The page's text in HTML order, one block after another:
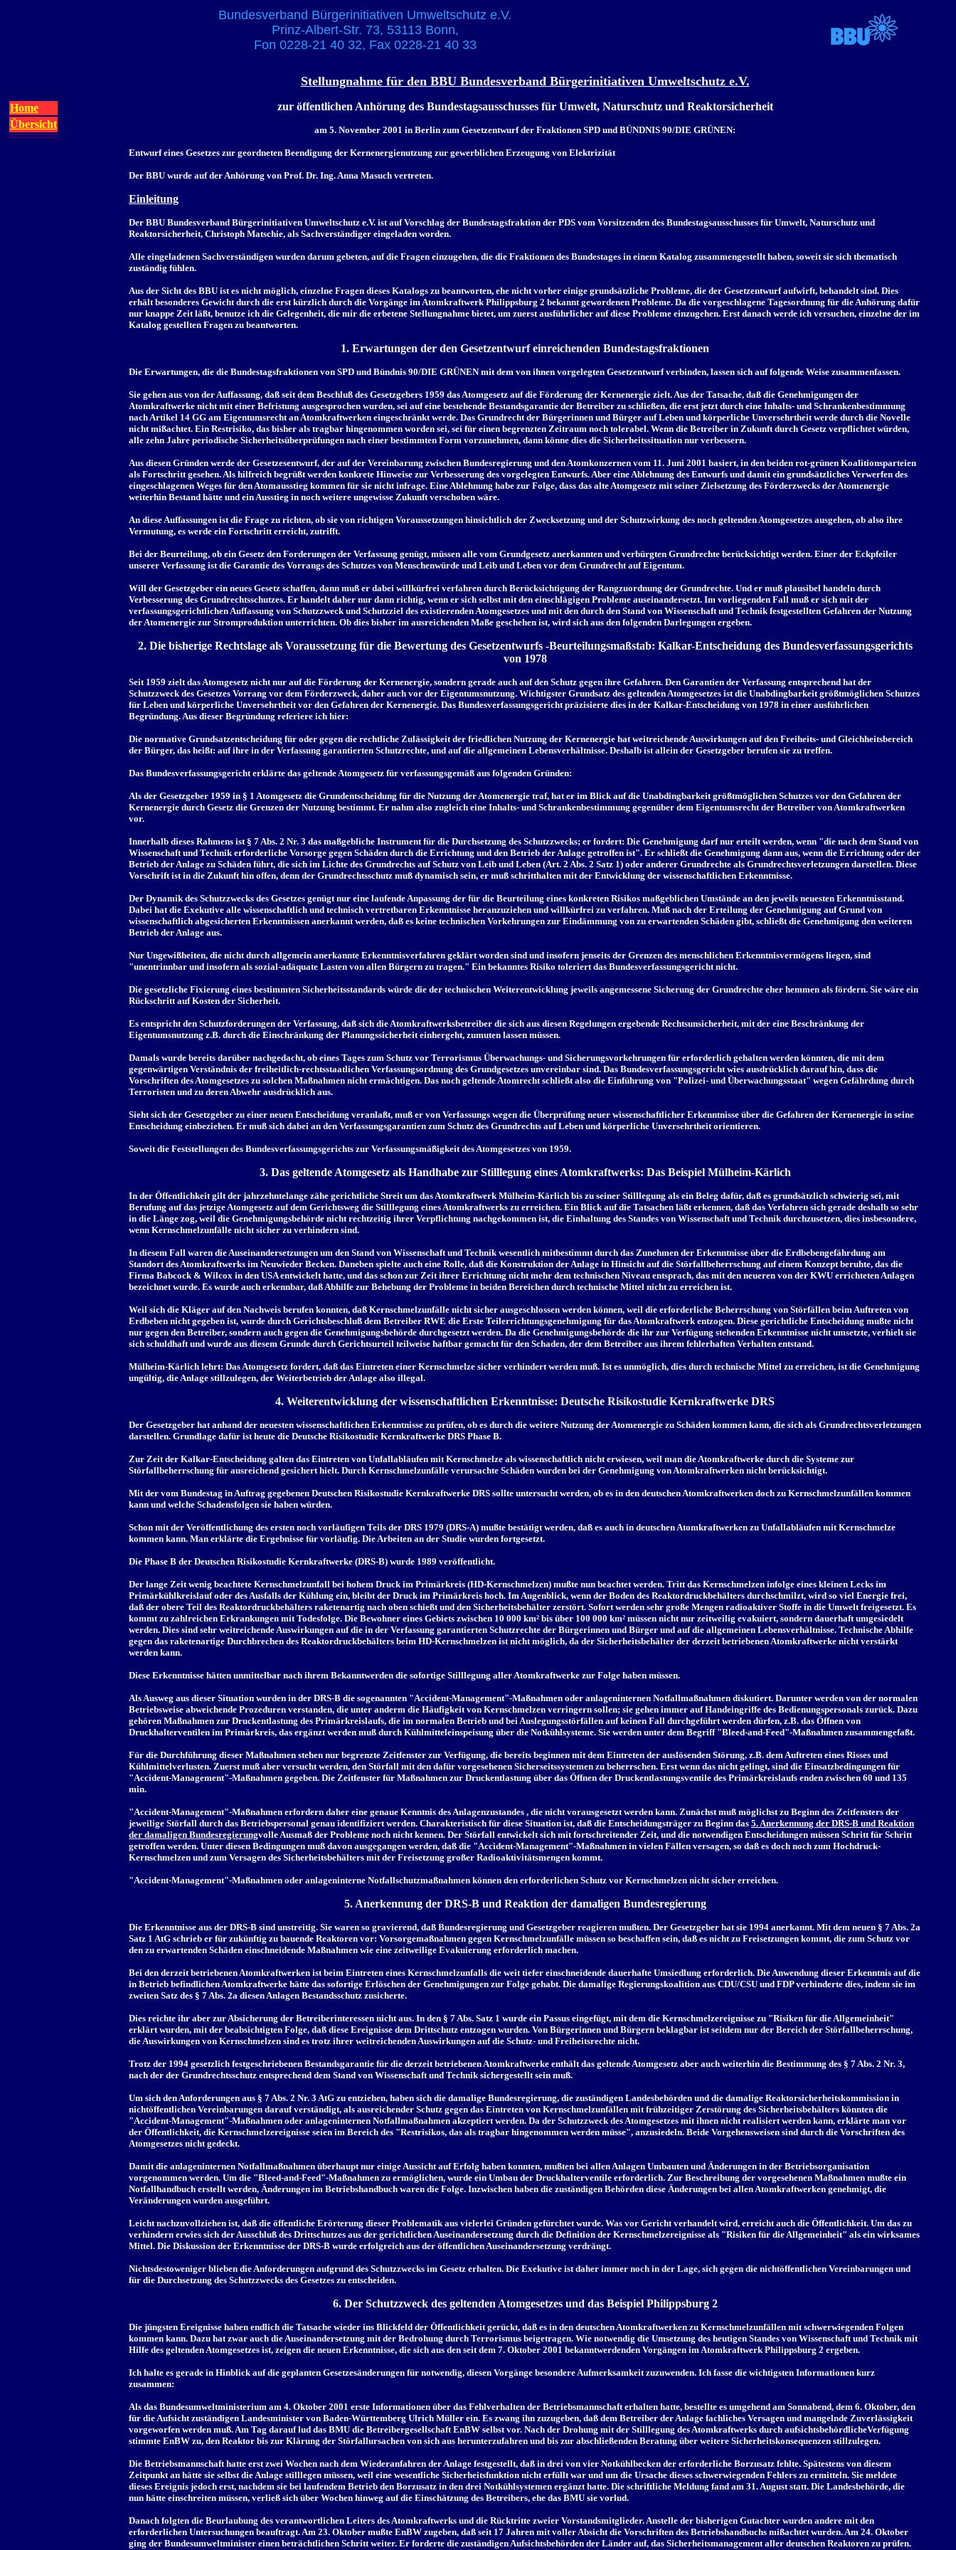
Bundesverband Bürgerinitiativen Umweltschutz e.V.
Prinz-Albert-Str. 73, 53113 Bonn,
Fon 0228-21 40 32, Fax 0228-21 40 33
Home
Übersicht
Stellungnahme für den BBU Bundesverband Bürgerinitiativen Umweltschutz e.V.
zur öffentlichen Anhörung des Bundestagsausschusses für Umwelt, Naturschutz und Reaktorsicherheit
am 5. November 2001 in Berlin zum Gesetzentwurf der Fraktionen SPD und BÜNDNIS 90/DIE GRÜNEN:
Entwurf eines Gesetzes zur geordneten Beendigung der Kernenergienutzung zur gewerblichen Erzeugung von Elektrizität
Der BBU wurde auf der Anhörung von Prof. Dr. Ing. Anna Masuch vertreten.
Einleitung
Der BBU Bundesverband Bürgerinitiativen Umweltschutz e.V. ist auf Vorschlag der Bundestagsfraktion der PDS vom Vorsitzenden des Bundestagsausschusses für Umwelt, Naturschutz und
Reaktorsicherheit, Christoph Matschie, als Sachverständiger eingeladen worden.
Alle eingeladenen Sachverständigen wurden darum gebeten, auf die Fragen einzugehen, die die Fraktionen des Bundestages in einem Katalog zusammengestellt haben, soweit sie sich thematisch
zuständig fühlen.
Aus der Sicht des BBU ist es nicht möglich, einzelne Fragen dieses Katalogs zu beantworten, ehe nicht vorher einige grundsätzliche Probleme, die der Gesetzentwurf aufwirft, behandelt sind. Dies
erhält besonderes Gewicht durch die erst kürzlich durch die Vorgänge im Atomkraftwerk Philippsburg 2 bekannt gewordenen Probleme. Da die vorgeschlagene Tagesordnung für die Anhörung dafür
nur knappe Zeit läßt, benutze ich die Gelegenheit, die mir die erbetene Stellungnahme bietet, um zuerst ausführlicher auf diese Probleme einzugehen. Erst danach werde ich versuchen, einzelne der im
Katalog gestellten Fragen zu beantworten.
1. Erwartungen der den Gesetzentwurf einreichenden Bundestagsfraktionen
Die Erwartungen, die die Bundestagsfraktionen von SPD und Bündnis 90/DIE GRÜNEN mit dem von ihnen vorgelegten Gesetzentwurf verbinden, lassen sich auf folgende Weise zusammenfassen.
Sie gehen aus von der Auffassung, daß seit dem Beschluß des Gesetzgebers 1959 das Atomgesetz auf die Förderung der Kernenergie zielt. Aus der Tatsache, daß die Genehmigungen der
Atomkraftwerke nicht mit einer Befristung ausgesprochen wurden, sei auf eine bestehende Bestandsgarantie der Betreiber zu schließen, die erst jetzt durch eine Inhalts- und Schrankenbestimmung
nach Artikel 14 GG am Eigentumsrecht an Atomkraftwerken eingeschränkt werde. Das Grundrecht der Bürgerinnen und Bürger auf Leben und körperliche Unversehrtheit werde durch die Novelle
nicht mißachtet. Ein Restrisiko, das bisher als tragbar hingenommen worden sei, sei für einen begrenzten Zeitraum noch tolerabel. Wenn die Betreiber in Zukunft durch Gesetz verpflichtet würden,
alle zehn Jahre periodische Sicherheitsüberprüfungen nach einer bestimmten Form vorzunehmen, dann könne dies die Sicherheitssituation nur verbessern.
Aus diesen Gründen werde der Gesetzesentwurf, der auf der Vereinbarung zwischen Bundesregierung und den Atomkonzernen vom 11. Juni 2001 basiert, in den beiden rot-grünen Koalitionsparteien
als Fortschritt gesehen. Als hilfreich begrüßt werden konkrete Hinweise zur Verbesserung des vorgelegten Entwurfs. Aber eine Ablehnung des Entwurfs und damit ein grundsätzliches Verwerfen des
eingeschlagenen Weges für den Atomausstieg kommen für sie nicht infrage. Eine Ablehnung habe zur Folge, dass das alte Atomgesetz mit seiner Zielsetzung des Förderzwecks der Atomenergie
weiterhin Bestand hätte und ein Ausstieg in noch weitere ungewisse Zukunft verschoben wäre.
An diese Auffassungen ist die Frage zu richten, ob sie von richtigen Voraussetzungen hinsichtlich der Zwecksetzung und der Schutzwirkung des noch geltenden Atomgesetzes ausgehen, ob also ihre
Vermutung, es werde ein Fortschritt erreicht, zutrifft.
Bei der Beurteilung, ob ein Gesetz den Forderungen der Verfassung genügt, müssen alle vom Grundgesetz anerkannten und verbürgten Grundrechte berücksichtigt werden. Einer der Eckpfeiler
unserer Verfassung ist die Garantie des Vorrangs des Schutzes von Menschenwürde und Leib und Leben vor dem Grundrecht auf Eigentum.
Will der Gesetzgeber ein neues Gesetz schaffen, dann muß er dabei willkürfrei verfahren durch Berücksichtigung der Rangzuordnung der Grundrechte. Und er muß plausibel handeln durch
Verbesserung des Grundrechtsschutzes. Er handelt daher nur dann richtig, wenn er sich selbst mit den einschlägigen Probleme auseinandersetzt. Im vorliegenden Fall muß er sich mit der
verfassungsgerichtlichen Auffassung von Schutzzweck und Schutzziel des existierenden Atomgesetzes und mit den durch den Stand von Wissenschaft und Technik festgestellten Gefahren der Nutzung
der Atomenergie zur Stromproduktion unterrichten. Ob dies bisher im ausreichenden Maße geschehen ist, wird sich aus den folgenden Darlegungen ergeben.
2. Die bisherige Rechtslage als Voraussetzung für die Bewertung des Gesetzentwurfs -Beurteilungsmaßstab: Kalkar-Entscheidung des Bundesverfassungsgerichts
von 1978
Seit 1959 zielt das Atomgesetz nicht nur auf die Förderung der Kernenergie, sondern gerade auch auf den Schutz gegen ihre Gefahren. Den Garantien der Verfassung entsprechend hat der
Schutzzweck des Gesetzes Vorrang vor dem Förderzweck, daher auch vor der Eigentumsnutzung. Wichtigster Grundsatz des geltenden Atomgesetzes ist die Unabdingbarkeit größtmöglichen Schutzes
für Leben und körperliche Unversehrtheit vor den Gefahren der Kernenergie. Das Bundesverfassungsgericht präzisierte dies in der Kalkar-Entscheidung von 1978 in einer ausführlichen
Begründung. Aus dieser Begründung referiere ich hier:
Die normative Grundsatzentscheidung für oder gegen die rechtliche Zulässigkeit der friedlichen Nutzung der Kernenergie hat weitreichende Auswirkungen auf den Freiheits- und Gleichheitsbereich
der Bürger, das heißt: auf ihre in der Verfassung garantierten Schutzrechte, und auf die allgemeinen Lebensverhältnisse. Deshalb ist allein der Gesetzgeber berufen sie zu treffen.
Das Bundesverfassungsgericht erklärte das geltende Atomgesetz für verfassungsgemäß aus folgenden Gründen:
Als der Gesetzgeber 1959 in § 1 Atomgesetz die Grundentscheidung für die Nutzung der Atomenergie traf, hat er im Blick auf die Unabdingbarkeit größtmöglichen Schutzes vor den Gefahren der
Kernenergie durch Gesetz die Grenzen der Nutzung bestimmt. Er nahm also zugleich eine Inhalts- und Schrankenbestimmung gegenüber dem Eigentumsrecht der Betreiber von Atomkraftwerken
vor.
Innerhalb dieses Rahmens ist § 7 Abs. 2 Nr. 3 das maßgebliche Instrument für die Durchsetzung des Schutzzwecks; er fordert: Die Genehmigung darf nur erteilt werden, wenn "die nach dem Stand von
Wissenschaft und Technik erforderliche Vorsorge gegen Schäden durch die Errichtung und den Betrieb der Anlage getroffen ist". Er schließt die Genehmigung dann aus, wenn die Errichtung oder der
Betrieb der Anlage zu Schäden führt, die sich im Lichte des Grundrechts auf Schutz von Leib und Leben (Art. 2 Abs. 2 Satz 1) oder anderer Grundrechte als Grundrechtsverletzungen darstellen. Diese
Vorschrift ist in die Zukunft hin offen, denn der Grundrechtsschutz muß dynamisch sein, er muß schritthalten mit der Entwicklung der wissenschaftlichen Erkenntnisse.
Der Dynamik des Schutzzwecks des Gesetzes genügt nur eine laufende Anpassung der für die Beurteilung eines konkreten Risikos maßgeblichen Umstände an den jeweils neuesten Erkenntnisstand.
Dabei hat die Exekutive alle wissenschaftlich und technisch vertretbaren Erkenntnisse heranzuziehen und willkürfrei zu verfahren. Muß nach der Erteilung der Genehmigung auf Grund von
wissenschaftlich abgesicherten Erkenntnissen anerkannt werden, daß es keine technischen Vorkehrungen zur Eindämmung von zu erwartenden Schäden gibt, schließt die Genehmigung den weiteren
Betrieb der Anlage aus.
Nur Ungewißheiten, die nicht durch allgemein anerkannte Erkenntnisverfahren geklärt worden sind und insofern jenseits der Grenzen des menschlichen Erkenntnisvermögens liegen, sind
"unentrinnbar und insofern als sozial-adäquate Lasten von allen Bürgern zu tragen." Ein bekanntes Risiko toleriert das Bundesverfassungsgericht nicht.
Die gesetzliche Fixierung eines bestimmten Sicherheitsstandards würde die der technischen Weiterentwicklung jeweils angemessene Sicherung der Grundrechte eher hemmen als fördern. Sie wäre ein
Rückschritt auf Kosten der Sicherheit.
Es entspricht den Schutzforderungen der Verfassung, daß sich die Atomkraftwerksbetreiber die sich aus diesen Regelungen ergebende Rechtsunsicherheit, mit der eine Beschränkung der
Eigentumsnutzung z.B. durch die Einschränkung der Planungssicherheit einhergeht, zumuten lassen müssen.
Damals wurde bereits darüber nachgedacht, ob eines Tages zum Schutz vor Terrorismus Überwachungs- und Sicherungsvorkehrungen für erforderlich gehalten werden könnten, die mit dem
gegenwärtigen Verständnis der freiheitlich-rechtsstaatlichen Verfassungsordnung des Grundgesetzes unvereinbar sind. Das Bundesverfassungsgericht wies ausdrücklich darauf hin, dass die
Vorschriften des Atomgesetzes zu solchen Maßnahmen nicht ermächtigen. Das noch geltende Atomrecht schließt also die Einführung von "Polizei- und Überwachungsstaat" wegen Gefährdung durch
Terroristen und zu deren Abwehr ausdrücklich aus.
Sieht sich der Gesetzgeber zu einer neuen Entscheidung veranlaßt, muß er von Verfassungs wegen die Überprüfung neuer wissenschaftlicher Erkenntnisse über die Gefahren der Kernenergie in seine
Entscheidung einbeziehen. Er muß sich dabei an den Verfassungsgarantien zum Schutz des Grundrechts auf Leben und körperliche Unversehrtheit orientieren.
Soweit die Feststellungen des Bundesverfassungsgerichts zur Verfassungsmäßigkeit des Atomgesetzes von 1959.
3. Das geltende Atomgesetz als Handhabe zur Stilllegung eines Atomkraftwerks: Das Beispiel Mülheim-Kärlich
In der Öffentlichkeit gilt der jahrzehntelange zähe gerichtliche Streit um das Atomkraftwerk Mülheim-Kärlich bis zu seiner Stilllegung als ein Beleg dafür, daß es grundsätzlich schwierig sei, mit
Berufung auf das jetzige Atomgesetz auf dem Gerichtsweg die Stilllegung eines Atomkraftwerks zu erreichen. Ein Blick auf die Tatsachen läßt erkennen, daß das Verfahren sich gerade deshalb so sehr
in die Länge zog, weil die Genehmigungsbehörde nicht rechtzeitig ihrer Verpflichtung nachgekommen ist, die Einhaltung des Standes von Wissenschaft und Technik durchzusetzen, dies insbesondere,
wenn Kernschmelzunfälle nicht sicher zu verhindern sind.
In diesem Fall waren die Auseinandersetzungen um den Stand von Wissenschaft und Technik wesentlich mitbestimmt durch das Zunehmen der Erkenntnisse über die Erdbebengefährdung am
Standort des Atomkraftwerks im Neuwieder Becken. Daneben spielte auch eine Rolle, daß die Konstruktion der Anlage in Hinsicht auf die Störfallbeherrschung auf einem Konzept beruhte, das die
Firma Babcock & Wilcox in den USA entwickelt hatte, und das schon zur Zeit ihrer Errichtung nicht mehr dem technischen Niveau entsprach, das mit den neueren von der KWU errichteten Anlagen
bezeichnet wurde. Es wurde auch erkennbar, daß Abhilfe zur Behebung der Probleme in beiden Bereichen durch technische Mittel nicht zu erreichen ist.
Weil sich die Kläger auf den Nachweis berufen konnten, daß Kernschmelzunfälle nicht sicher ausgeschlossen werden können, weil die erforderliche Beherrschung von Störfällen beim Auftreten von
Erdbeben nicht gegeben ist, wurde durch Gerichtsbeschluß dem Betreiber RWE die Erste Teilerrichtungsgenehmigung für das Atomkraftwerk entzogen. Diese gerichtliche Entscheidung mußte nicht
nur gegen den Betreiber, sondern auch gegen die Genehmigungsbehörde durchgesetzt werden. Da die Genehmigungsbehörde die ihr zur Verfügung stehenden Erkenntnisse nicht umsetzte, verhielt sie
sich schuldhaft und wurde aus diesem Grunde durch Gerichtsurteil teilweise haftbar gemacht für den Schaden, der dem Betreiber aus ihrem fehlerhaften Verhalten entstand.
Mülheim-Kärlich lehrt: Das Atomgesetz fordert, daß das Eintreten einer Kernschmelze sicher verhindert werden muß. Ist es unmöglich, dies durch technische Mittel zu erreichen, ist die Genehmigung
ungültig, die Anlage stillzulegen, der Weiterbetrieb der Anlage also illegal.
4. Weiterentwicklung der wissenschaftlichen Erkenntnisse: Deutsche Risikostudie Kernkraftwerke DRS
Der Gesetzgeber hat anhand der neuesten wissenschaftlichen Erkenntnisse zu prüfen, ob es durch die weitere Nutzung der Atomenergie zu Schäden kommen kann, die sich als Grundrechtsverletzungen
darstellen. Grundlage dafür ist heute die Deutsche Risikostudie Kernkraftwerke DRS Phase B.
Zur Zeit der Kalkar-Entscheidung galten das Eintreten von Unfallabläufen mit Kernschmelze als wissenschaftlich nicht erwiesen, weil man die Atomkraftwerke durch die Systeme zur
Störfallbeherrschung für ausreichend gesichert hielt. Durch Kernschmelzunfälle verursachte Schäden wurden bei der Genehmigung von Atomkraftwerken nicht berücksichtigt.
Mit der vom Bundestag in Auftrag gegebenen Deutschen Risikostudie Kernkraftwerke DRS sollte untersucht werden, ob es in den deutschen Atomkraftwerken doch zu Kernschmelzunfällen kommen
kann und welche Schadensfolgen sie haben würden.
Schon mit der Veröffentlichung des ersten noch vorläufigen Teils der DRS 1979 (DRS-A) mußte bestätigt werden, daß es auch in deutschen Atomkraftwerken zu Unfallabläufen mit Kernschmelze
kommen kann. Man erklärte die Ergebnisse für vorläufig. Die Arbeiten an der Studie wurden fortgesetzt.
Die Phase B der Deutschen Risikostudie Kernkraftwerke (DRS-B) wurde 1989 veröffentlicht.
Der lange Zeit wenig beachtete Kernschmelzunfall bei hohem Druck im Primärkreis (HD-Kernschmelzen) mußte nun beachtet werden. Tritt das Kernschmelzen infolge eines kleinen Lecks im
Primärkühlkreislauf oder des Ausfalls der Kühlung ein, bleibt der Druck im Primärkreis hoch. Im Augenblick, wenn der Boden des Reaktordruckbehälters durchschmilzt, wird so viel Energie frei,
daß der obere Teil des Reaktordruckbehälters raketenartig nach oben schießt und den Sicherheitsbehälter zerstört. Sofort werden sehr große Mengen radioaktiver Stoffe in die Umwelt freigesetzt. Es
kommt zu zahlreichen Erkrankungen mit Todesfolge. Die Bewohner eines Gebiets zwischen 10 000 km² bis über 100 000 km² müssen nicht nur zeitweilig evakuiert, sondern dauerhaft umgesiedelt
werden. Dies sind sehr weitreichende Auswirkungen auf die in der Verfassung garantierten Schutzrechte der Bürgerinnen und Bürger und auf die allgemeinen Lebensverhältnisse. Technische Abhilfe
gegen das raketenartige Durchbrechen des Reaktordruckbehälters beim HD-Kernschmelzen ist nicht möglich, da der Sicherheitsbehälter der derzeit betriebenen Atomkraftwerke nicht verstärkt
werden kann.
Diese Erkenntnisse hätten unmittelbar nach ihrem Bekanntwerden die sofortige Stilllegung aller Atomkraftwerke zur Folge haben müssen.
Als Ausweg aus dieser Situation wurden in der DRS-B die sogenannten "Accident-Management"-Maßnahmen oder anlageninternen Notfallmaßnahmen diskutiert. Darunter werden von der normalen
Betriebsweise abweichende Prozeduren verstanden, die unter anderm die Häufigkeit von Kernschmelzen verringern sollen; sie gehen immer auf Handeingriffe des Bedienungspersonals zurück. Dazu
gehören Maßnahmen zur Druckentlastung des Primärkreislaufs, die im normalen Betrieb und bei Auslegungsstörfällen auf keinen Fall durchgeführt werden dürfen, z.B. das Öffnen von
Druckhalterventilen im Primärkreis, das ergänzt werden muß durch Kühlmitteleinspeisung über die Notkühlsysteme. Sie werden unter dem Begriff "Bleed-and-Feed"-Maßnahmen zusammengefaßt.
Für die Durchführung dieser Maßnahmen stehen nur begrenzte Zeitfenster zur Verfügung, die bereits beginnen mit dem Eintreten der auslösenden Störung, z.B. dem Auftreten eines Risses und
Kühlmittelverlusten. Zuerst muß aber versucht werden, den Störfall mit den dafür vorgesehenen Sicherseitssystemen zu beherrschen. Erst wenn das nicht gelingt, sind die Einsatzbedingungen für
"Accident-Management"-Maßnahmen gegeben. Die Zeitfenster für Maßnahmen zur Druckentlastung über das Öffnen der Druckentlastungsventile des Primärkreislaufs enden zwischen 60 und 135
min.
"Accident-Management"-Maßnahmen erfordern daher eine genaue Kenntnis des Anlagenzustandes , die nicht vorausgesetzt werden kann. Zunächst muß möglichst zu Beginn des Zeitfensters der
jeweilige Störfall durch das Betriebspersonal genau identifiziert werden. Charakteristisch für diese Situation ist, daß die Entscheidungsträger zu Beginn das 5. Anerkennung der DRS-B und Reaktion
der damaligen Bundesregierungvolle Ausmaß der Probleme noch nicht kennen. Der Störfall entwickelt sich mit fortschreitender Zeit, und die notwendigen Entscheidungen müssen Schritt für Schritt
getroffen werden. Unter diesen Bedingungen muß davon ausgegangen werden, daß die "Accident-Management"-Maßnahmen in vielen Fällen versagen, so daß es doch noch zum Hochdruck-
Kernschmelzen und zum Versagen des Sicherheitsbehälters mit der Freisetzung großer Radioaktivitätsmengen kommt.
"Accident-Management"-Maßnahmen oder anlageninterne Notfallschutzmaßnahmen können den erforderlichen Schutz vor Kernschmelzen nicht sicher erreichen.
5. Anerkennung der DRS-B und Reaktion der damaligen Bundesregierung
Die Erkenntnisse aus der DRS-B sind unstreitig. Sie waren so gravierend, daß Bundesregierung und Gesetzgeber reagieren mußten. Der Gesetzgeber hat sie 1994 anerkannt. Mit dem neuen § 7 Abs. 2a
Satz 1 AtG schrieb er für zukünftig zu bauende Reaktoren vor: Vorsorgemaßnahmen gegen Kernschmelzunfälle müssen so beschaffen sein, daß es nicht zu Freisetzungen kommt, die zum Schutz vor
den zu erwartenden Schäden einschneidende Maßnahmen wie eine zeitweilige Evakuierung erforderlich machen.
Bei den derzeit betriebenen Atomkraftwerken ist beim Eintreten eines Kernschmelzunfalls die weit tiefer einschneidende dauerhafte Umsiedlung erforderlich. Die Anwendung dieser Erkenntnis auf die
in Betrieb befindlichen Atomkraftwerke hätte das sofortige Erlöschen der Genehmigungen zur Folge gehabt. Die damalige Regierungskoalition aus CDU/CSU und FDP verhinderte dies, indem sie im
zweiten Satz des § 7 Abs. 2a diesen Anlagen Bestandsschutz zusicherte.
Dies reichte ihr aber zur Absicherung der Betreiberinteressen nicht aus. In den § 7 Abs. Satz 1 wurde ein Passus eingefügt, mit dem die Kernschmelzereignisse zu "Risiken für die Allgemeinheit"
erklärt wurden, mit der beabsichtigten Folge, daß diese Ereignisse dem Drittschutz entzogen wurden. Von Bürgerinnen und Bürgern beklagbar ist seitdem nur der Bereich der Störfallbeherrschung,
die Auswirkungen von Kernschmelzen sind es trotz ihrer weitreichenden Auswirkungen auf die Schutz- und Freiheitsrechte nicht.
Trotz der 1994 gesetzlich festgeschriebenen Bestandsgarantie für die derzeit betriebenen Atomkraftwerke enthält das geltende Atomgesetz aber auch weiterhin die Bestimmung des § 7 Abs. 2 Nr. 3,
nach der der Grundrechtsschutz entsprechend dem Stand von Wissenschaft und Technik sichergestellt sein muß.
Um sich den Anforderungen aus § 7 Abs. 2 Nr. 3 AtG zu entziehen, haben sich die damalige Bundesregierung, die zuständigen Landesbehörden und die damalige Reaktorsicherheitskommission in
nichtöffentlichen Vereinbarungen darauf verständigt, als ausreichender Schutz gegen das Eintreten von Kernschmelzunfällen mit frühzeitiger Zerstörung des Sicherheitsbehälters könnten die
"Accident-Management"-Maßnahmen oder anlageninternen Notfallmaßnahmen akzeptiert werden. Da der Schutzzweck des Atomgesetzes mit ihnen nicht realisiert werden kann, erklärte man vor
der Öffentlichkeit, die Kernschmelzereignisse seien im Bereich des "Restrisikos, das als tragbar hingenommen werden müsse", anzusiedeln. Beide Vorgehensweisen sind durch die Vorschriften des
Atomgesetzes nicht gedeckt.
Damit die anlageninternen Notfallmaßnahmen überhaupt nur einige Aussicht auf Erfolg haben konnten, mußten bei allen Anlagen Umbauten und Änderungen in der Betriebsorganisation
vorgenommen werden. Um die "Bleed-and-Feed"-Maßnahmen zu ermöglichen, wurde ein Umbau der Druckhalterventile erforderlich. Zur Beschreibung der vorgesehenen Maßnahmen mußte ein
Notfallhandbuch erstellt werden, Änderungen im Betriebshandbuch waren die Folge. Inzwischen haben die zuständigen Behörden diese Änderungen bei allen Atomkraftwerken genehmigt, die
Veränderungen wurden ausgeführt.
Leicht nachzuvollziehen ist, daß die öffentliche Erörterung dieser Problematik aus vielerlei Gründen gefürchtet wurde. Was vor Gericht verhandelt wird, erreicht auch die Öffentlichkeit. Um das zu
verhindern erwies sich der Ausschluß des Drittschutzes aus der gerichtlichen Auseinandersetzung durch die Definition der Kernschmelzereignisse als "Risiken für die Allgemeinheit" als ein wirksames
Mittel. Die Diskussion der Erkenntnisse der DRS-B wurde erfolgreich aus der öffentlichen Auseinandersetzung verdrängt.
Nichtsdestoweniger blieben die Anforderungen aufgrund des Schutzzwecks im Gesetz erhalten. Die Exekutive ist daher immer noch in der Lage, sich gegen die nichtöffentlichen Vereinbarungen und
für die Durchsetzung des Schutzzwecks des Gesetzes zu entscheiden.
6. Der Schutzzweck des geltenden Atomgesetzes und das Beispiel Philippsburg 2
Die jüngsten Ereignisse haben endlich die Tatsache wieder ins Blickfeld der Öffentlichkeit gerückt, daß es in den deutschen Atomkraftwerken zu Kernschmelzunfällen mit schwerwiegenden Folgen
kommen kann. Dazu hat zwar auch die Auseinandersetzung mit der Bedrohung durch Terrorismus beigetragen. Wie notwendig die Umsetzung des heutigen Standes von Wissenschaft und Technik mit
Hilfe des geltenden Atomgesetzes ist, zeigen die neuen Erkenntnisse, die sich aus den seit dem 7. Oktober 2001 bekanntwerdenden Vorgängen im Atomkraftwerk Philippsburg 2 ergeben.
Ich halte es gerade in Hinblick auf die geplanten Gesetzesänderungen für notwendig, diesen Vorgänge besondere Aufmerksamkeit zuzuwenden. Ich fasse die wichtigsten Informationen kurz
zusammen:
Als das Bundesumweltministerium am 4. Oktober 2001 erste Informationen über das Fehlverhalten der Betriebsmannschaft erhalten hatte, bestellte es umgehend am Sonnabend, dem 6. Oktober, den
für die Aufsicht zuständigen Landesminister von Baden-Württemberg Ulrich Müller ein. Es zwang ihn zuzugeben, daß dem Betreiber der Anlage fachliches Versagen und mangelnde Zuverlässigkeit
vorgeworfen werden muß. Am Tag darauf lud das BMU die Betreibergesellschaft EnBW selbst vor. Nach der Drohung mit der Stilllegung des Atomkraftwerks durch aufsichtsbehördlicheVerfügung
stimmte EnBW zu, den Reaktor bis zur Klärung der Störfallursachen von sich aus herunterzufahren und bis zur abschließenden Beratung über weitere Sicherheitskonsequenzen stillzulegen.
Die Betriebsmannschaft hatte erst zwei Wochen nach dem Wiederanfahren der Anlage festgestellt, daß in drei von vier Notkühlbecken der erforderliche Borzusatz fehlte. Spätestens von diesem
Zeitpunkt an hätte sie selbst die Anlage stilllegen müssen, weil eine wesentliche Sicherheitsfunktion nicht erfüllt war und um die Ursache dieses schwerwiegenden Fehlers zu ermitteln. Sie meldete
dieses Ereignis jedoch erst, nachdem sie bei laufendem Betrieb den Borzusatz in den drei Notkühlsystemen ergänzt hatte. Die schriftliche Meldung fand am 31. August statt. Die Landesbehörde, die
nun hätte einschreiten müssen, verließ sich über Wochen hinweg auf die Einschätzung des Betreibers, ehe das BMU sie vorlud.
Danach folgten die Beurlaubung des verantwortlichen Leiters des Atomkraftwerks und die Rücktritte zweier Vorstandsmitglieder. Anstelle der bisherigen Gutachter wurden andere mit den
erforderlichen Untersuchungen beauftragt. Am 23. Oktober mußte EnBW zugeben, daß seit 17 Jahren mit voller Absicht die Vorschriften des Betriebshandbuchs mißachtet wurden. Am 24. Oktober
ging der Bundesumweltminister einen beträchtlichen Schritt weiter. Er forderte die zuständigen Aufsichtsbehörden der Länder auf, das Sicherheitsmanagement aller deutschen Reaktoren zu prüfen.